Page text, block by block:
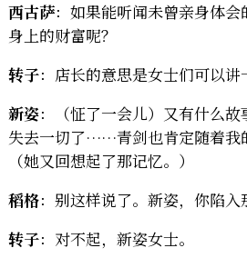
西古萨：如果能听闻未曾亲身体
身上的财富呢？
转子：店长的意思是女士们可以讲
新姿：（怔了一会儿）又有什么
失去一切了……青剑也肯定随着我
（她又回想起了那记忆。）
稻格：别这样说了。新姿，你陷入
转子：对不起，新姿女士。